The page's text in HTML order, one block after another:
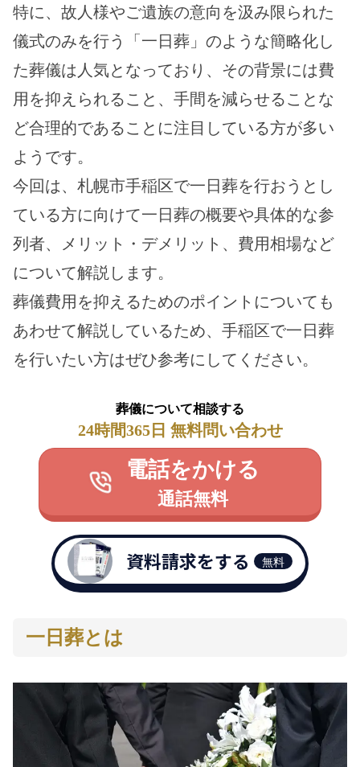
特に、故人様やご遺族の意向を汲み限られた
儀式のみを行う「一日葬」のような簡略化し
た葬儀は人気となっており、その背景には費
用を抑えられること、手間を減らせることな
ど合理的であることに注目している方が多い
ようです。
今回は、札幌市手稲区で一日葬を行おうとし
ている方に向けて一日葬の概要や具体的な参
列者、メリット・デメリット、費用相場など
について解説します。
葬儀費用を抑えるためのポイントについても
あわせて解説しているため、手稲区で一日葬
を行いたい方はぜひ参考にしてください。
葬儀について相談する
24時間365日 無料問い合わせ
電話をかける
通話無料
資料請求をする 無料
一日葬とは